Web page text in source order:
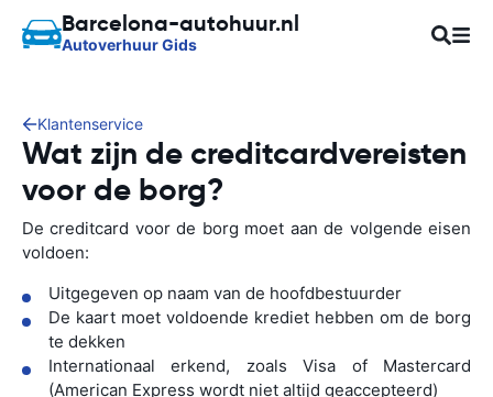
Barcelona-autohuur.nl
Autoverhuur Gids
Klantenservice
Wat zijn de creditcardvereisten
voor de borg?
De creditcard voor de borg moet aan de volgende eisen
voldoen:
Uitgegeven op naam van de hoofdbestuurder
De kaart moet voldoende krediet hebben om de borg
te dekken
Internationaal erkend, zoals Visa of Mastercard
(American Express wordt niet altijd geaccepteerd)